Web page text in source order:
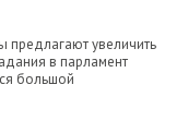
предлагают увеличить
в парламент
большой